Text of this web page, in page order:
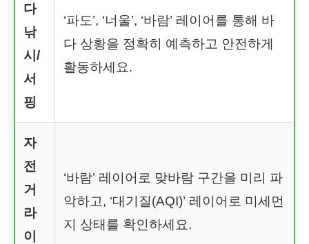
다
낚
시/
서
핑
‘파도’, ‘너울’, ‘바람’ 레이어를 통해 바
다 상황을 정확히 예측하고 안전하게
활동하세요.
자
전
거
라
이
‘바람’ 레이어로 맞바람 구간을 미리 파
악하고, ‘대기질(AQI)’ 레이어로 미세먼
지 상태를 확인하세요.